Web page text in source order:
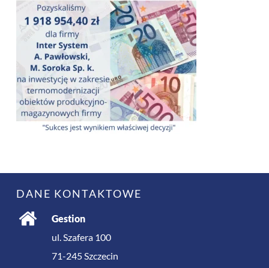
DANE KONTAKTOWE
Gestion
ul. Szafera 100
71-245Szczecin